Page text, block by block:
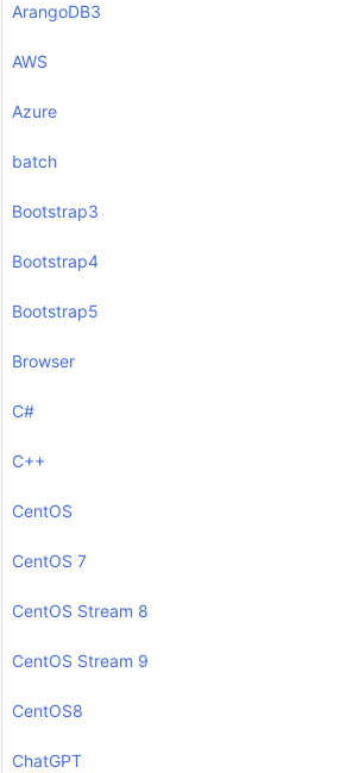
ArangoDB3
AWS
Azure
batch
Bootstrap3
Bootstrap4
Bootstrap5
Browser
C#
C++
CentOS
CentOS 7
CentOS Stream 8
CentOS Stream 9
CentOS8
ChatGPT